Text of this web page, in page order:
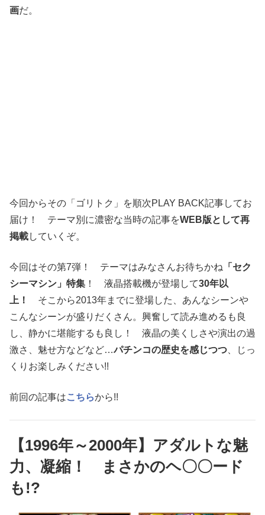
画だ。
今回からその「ゴリトク」を順次PLAY BACK記事してお
届け！ テーマ別に濃密な当時の記事をWEB版として再
掲載していくぞ。
今回はその第7弾！ テーマはみなさんお待ちかね 「セク
シーマシン」特集 ！ 液晶搭載機が登場して30年以
上！
そこから2013年までに登場した、あんなシーンや
こんなシーンが盛りだくさん。興奮して読み進めるも良
し、静かに堪能するも良し！ 液晶の美くしさや演出の過
激さ、魅せ方などなど…パチンコの歴史を感じつつ 、じっ
くりお楽しみください!!
前回の記事はこちらから!!
【1996年～2000年】アダルトな魅
力、凝縮！ まさかのヘ〇〇ード
も!?